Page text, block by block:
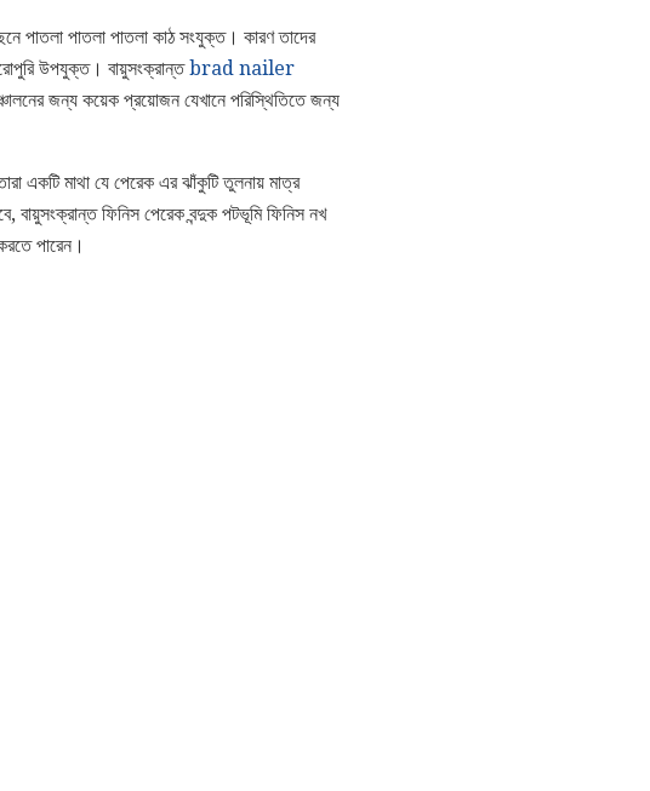
পাতলা পাতলা পাতলা কাঠ সংযুক্ত। কারণ তাদের
উপযুক্ত। বায়ুসংক্রান্তbrad nailer
জন্য কয়েক প্রয়োজন যেখানে পরিস্থিতিতে জন্য
একটি মাথা যে পেরেক এর ঝাঁকুটি তুলনায় মাত্র
বায়ুসংক্রান্ত ফিনিস পেরেক বন্দুক পটভূমি ফিনিস নখ
পারেন।